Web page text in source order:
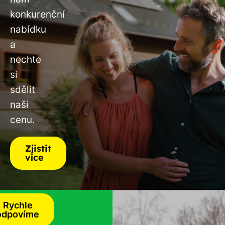
konkurenční
nabídku
a
nechte
si
sdělit
naši
cenu.
Zjistit
více
Rychle